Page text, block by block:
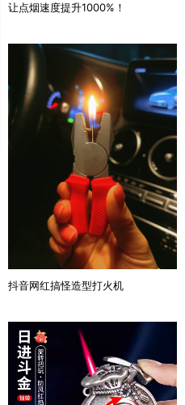
让点烟速度提升1000%！
抖音网红搞怪造型打火机